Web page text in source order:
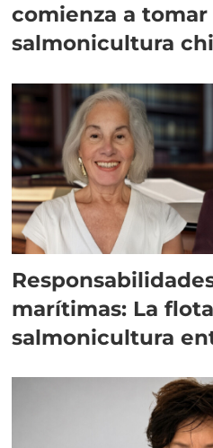
comienza a
salmonicultura
marítimas: La
salmonicultura